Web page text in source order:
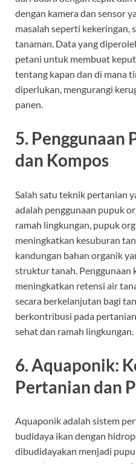
dengan kamera dan sensor
masalah seperti kekeringan,
tanaman. Data yang
petani untuk membuat
tentang kapan dan di mana
diperlukan, mengurangi
panen.
5. Penggunaan
dan Kompos
Salah satu teknik pertanian
adalah penggunaan pupuk
ramah lingkungan, pupuk
meningkatkan kesuburan
kandungan bahan organik
struktur tanah. Penggunaan
meningkatkan retensi air
secara berkelanjutan bagi
berkontribusi pada
sehat dan ramah lingkungan.
6.Aquaponik:
Pertanian dan
Aquaponik adalah sistem
budidaya ikan dengan
dibudidayakan menjadi